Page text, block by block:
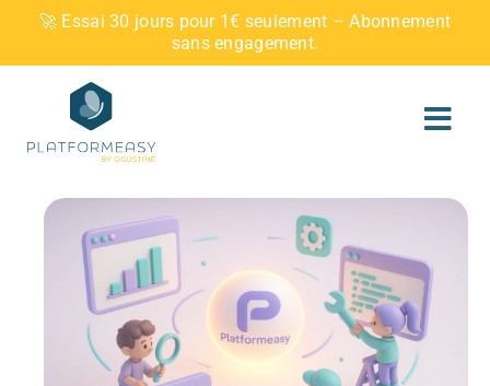
Skip
content
🚀 Essai 30 jours pour 1€ seulement – Abonnement
sans engagement.